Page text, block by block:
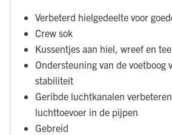
Verbeterd hielgedeelte voor
Crew sok
Kussentjes aan hiel, wreef en
Ondersteuning van de voetboog
stabiliteit
Geribde luchtkanalen
luchttoevoer in de pijpen
Gebreid